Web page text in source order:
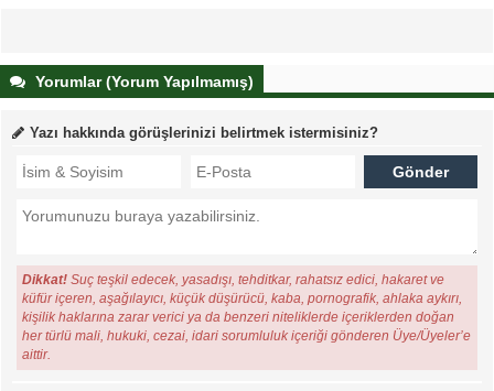
Yorumlar (Yorum Yapılmamış)
Yazı hakkında görüşlerinizi belirtmek istermisiniz?
Dikkat! Suç teşkil edecek, yasadışı, tehditkar, rahatsız edici, hakaret ve
küfür içeren, aşağılayıcı, küçük düşürücü, kaba, pornografik, ahlaka aykırı,
kişilik haklarına zarar verici ya da benzeri niteliklerde içeriklerden doğan
her türlü mali, hukuki, cezai, idari sorumluluk içeriği gönderen Üye/Üyeler’e
aittir.